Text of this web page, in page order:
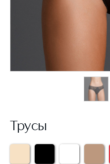
Трусы